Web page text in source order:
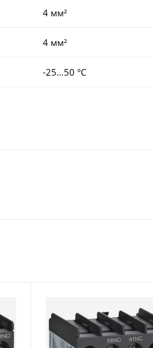
4 мм²
4 мм²
-25…50 °C